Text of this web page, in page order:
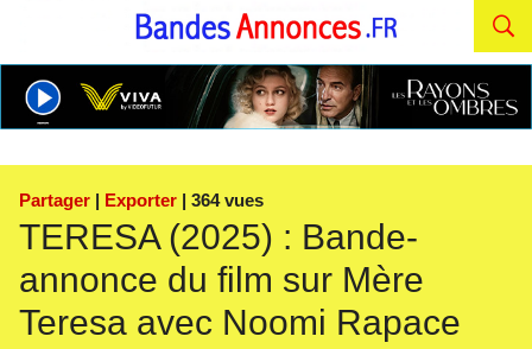
Partager | Exporter | 364 vues
TERESA (2025) : Bande-
annonce du film sur Mère
Teresa avec Noomi Rapace